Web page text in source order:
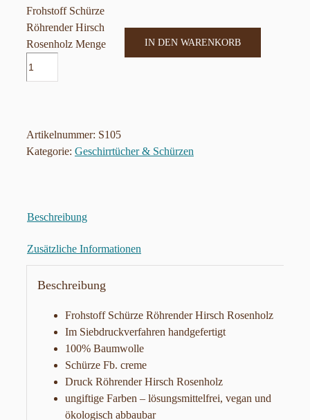
Frohstoff Schürze
Röhrender Hirsch
Rosenholz Menge
IN DEN WARENKORB
Artikelnummer: S105
Kategorie: Geschirrtücher & Schürzen
Beschreibung
Zusätzliche Informationen
Beschreibung
Frohstoff Schürze Röhrender Hirsch Rosenholz
Im Siebdruckverfahren handgefertigt
100% Baumwolle
Schürze Fb. creme
Druck Röhrender Hirsch Rosenholz
ungiftige Farben – lösungsmittelfrei, vegan und
ökologisch abbaubar